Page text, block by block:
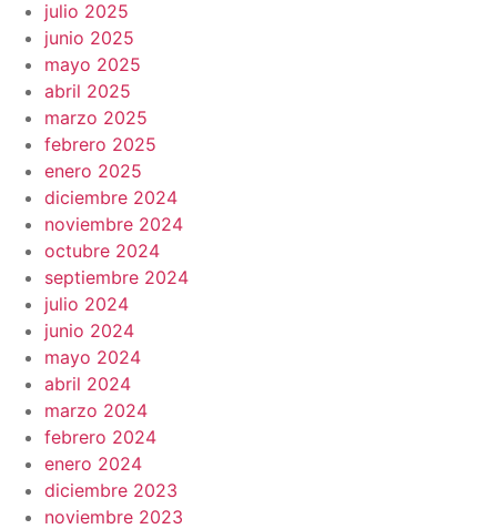
julio 2025
junio 2025
mayo 2025
abril 2025
marzo 2025
febrero 2025
enero 2025
diciembre 2024
noviembre 2024
octubre 2024
septiembre 2024
julio 2024
junio 2024
mayo 2024
abril 2024
marzo 2024
febrero 2024
enero 2024
diciembre 2023
noviembre 2023